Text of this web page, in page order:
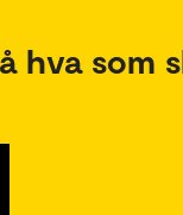
hva som